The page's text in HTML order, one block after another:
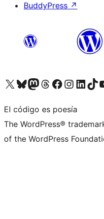
BuddyPress ↗
Visita nuestra cuenta de X (anteriormente Twitter)
Visita nuestra cuenta de Bluesky
Visita nuestra cuenta de Mastodon
Visita nuestra cuenta de Threads
Visita nuestra página de
Visita nuestra cuenta
Visita nuestraVisita nuestra
El código es poesía
The WordPress®
of the WordPress